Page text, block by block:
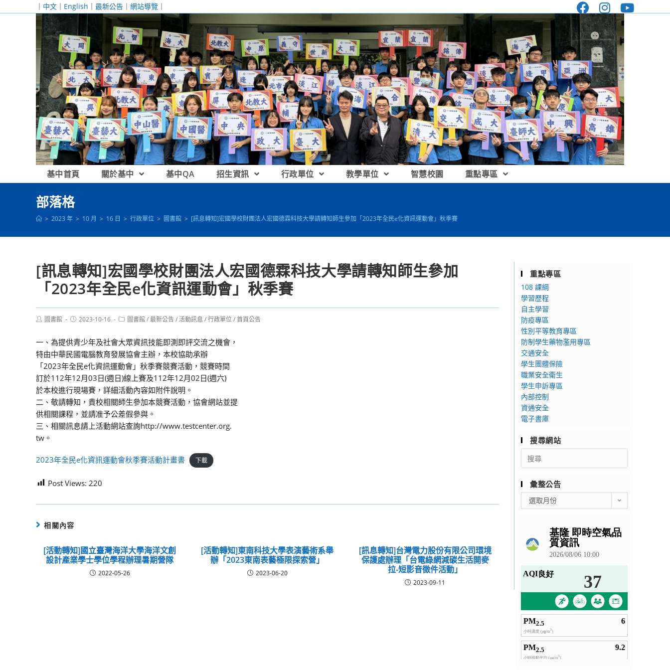
｜ 中文 ｜ English ｜ 最新公告 ｜ 網站導覽 ｜
基中首頁 關於基中 基中QA 招生資訊 行政單位 教學單位 智慧校園 重點專區
部落格
> 2023 年 > 10 月 > 16 日 > 行政單位 > 圖書館 > [訊息轉知]宏國學校財團法人宏國德霖科技大學請轉知師生參加「2023年全民e化資訊運動會」秋季賽
[訊息轉知]宏國學校財團法人宏國德霖科技大學請轉知師生參加
「2023年全民e化資訊運動會」秋季賽
Post圖書館
Post2023-10-16
Post圖書館/最新公告/活動訊息 /行政單位/首頁公告
一、為提供青少年及社會大眾資訊技能即測即評交流之機會，
特由中華民國電腦教育發展協會主辦，本校協助承辦
「2023年全民e化資訊運動會」秋季賽競賽活動，競賽時間
訂於112年12月03日(週日)線上賽及112年12月02日(週六)
於本校進行現場賽，詳細活動內容如附件說明。
二、敬請轉知，貴校相關師生參加本競賽活動，協會網站並提
供相關課程，並請准予公差假參與。
三、相關訊息請上活動網站查詢http://www.testcenter.org.
tw。
2023年全民e化資訊運動會秋季賽活動計畫書 下載
Post Views: 220
相關內容
[活動轉知]國立臺灣海洋大學海洋文創
設計產業學士學位學程辦理暑期營隊
2022-05-26
[活動轉知]東南科技大學表演藝術系舉
辦「2023東南表藝極限探索營」
2023-06-20
[訊息轉知]台灣電力股份有限公司環境
保護處辦理「台電綠網減碳生活開麥
拉-短影音徵件活動」
2023-09-11
重點專區
108 課綱
學習歷程
自主學習
防疫專區
性別平等教育專區
防制學生藥物濫用專區
交通安全
學生團體保險
職業安全衛生
學生申訴專區
內部控制
資通安全
電子書庫
搜尋網站
Search
for:
彙整公告
整
選取月份